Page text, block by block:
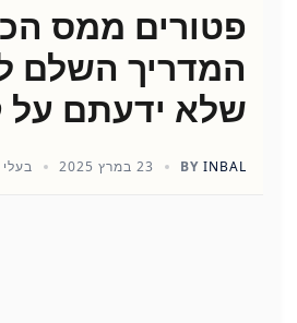
פטורים ממס
המדריך השלם
שלא ידעתם על
BY INBAL 23 במרץ 2025